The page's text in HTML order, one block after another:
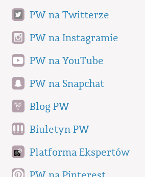
PW na Twitterze
PW na Instagramie
PW na YouTube
PW na Snapchat
Blog PW
Biuletyn PW
Platforma Ekspertów